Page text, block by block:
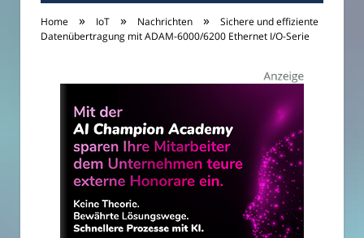
Home » IoT » Nachrichten »
Sichere und effiziente
Datenübertragung mit ADAM-6000/6200 Ethernet I/O-Serie